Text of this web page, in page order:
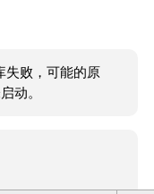
失败，可能的原
动。